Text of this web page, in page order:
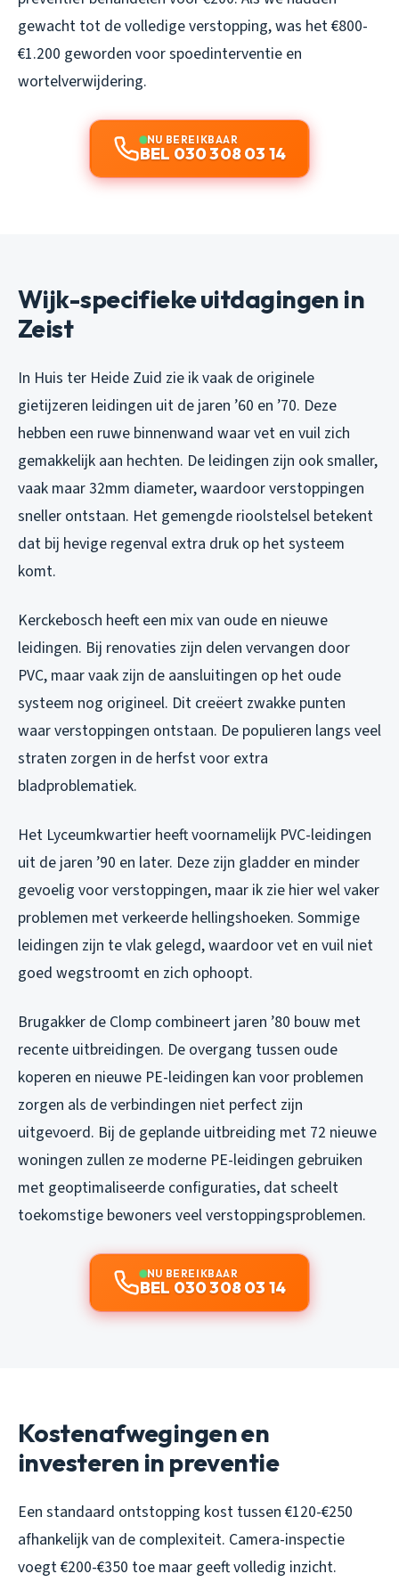
gewacht tot de volledige verstopping, was het €800-
€1.200 geworden voor spoedinterventie en
wortelverwijdering.
NU BEREIKBAAR
BEL 030 308 03 14
Wijk-specifieke uitdagingen in
Zeist
In Huis ter Heide Zuid zie ik vaak de originele
gietijzeren leidingen uit de jaren ’60 en ’70. Deze
hebben een ruwe binnenwand waar vet en vuil zich
gemakkelijk aan hechten. De leidingen zijn ook smaller,
vaak maar 32mm diameter, waardoor verstoppingen
sneller ontstaan. Het gemengde rioolstelsel betekent
dat bij hevige regenval extra druk op het systeem
komt.
Kerckebosch heeft een mix van oude en nieuwe
leidingen. Bij renovaties zijn delen vervangen door
PVC, maar vaak zijn de aansluitingen op het oude
systeem nog origineel. Dit creëert zwakke punten
waar verstoppingen ontstaan. De populieren langs veel
straten zorgen in de herfst voor extra
bladproblematiek.
Het Lyceumkwartier heeft voornamelijk PVC-leidingen
uit de jaren ’90 en later. Deze zijn gladder en minder
gevoelig voor verstoppingen, maar ik zie hier wel vaker
problemen met verkeerde hellingshoeken. Sommige
leidingen zijn te vlak gelegd, waardoor vet en vuil niet
goed wegstroomt en zich ophoopt.
Brugakker de Clomp combineert jaren ’80 bouw met
recente uitbreidingen. De overgang tussen oude
koperen en nieuwe PE-leidingen kan voor problemen
zorgen als de verbindingen niet perfect zijn
uitgevoerd. Bij de geplande uitbreiding met 72 nieuwe
woningen zullen ze moderne PE-leidingen gebruiken
met geoptimaliseerde configuraties, dat scheelt
toekomstige bewoners veel verstoppingsproblemen.
NU BEREIKBAAR
BEL 030 308 03 14
Kostenafwegingen en
investeren in preventie
Een standaard ontstopping kost tussen €120-€250
afhankelijk van de complexiteit. Camera-inspectie
voegt €200-€350 toe maar geeft volledig inzicht.